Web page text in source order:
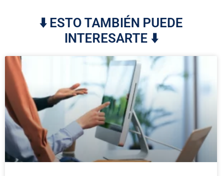
⬇️ ESTO TAMBIÉN PUEDE
INTERESARTE ⬇️